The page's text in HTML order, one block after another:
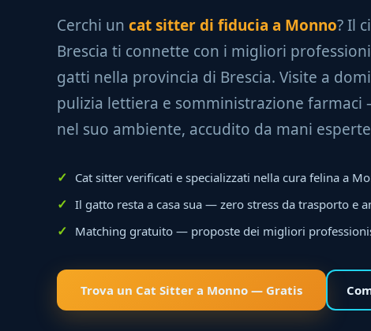
Cerchi un cat sitter di fiducia a Monno? Il
Brescia ti connette con i migliori
gatti nella provincia di Brescia. Visite a
pulizia lettiera e somministrazione
nel suo ambiente, accudito da mani
Cat sitter verificati e specializzati nella cura felina a
Il gatto resta a casa sua — zero stress da trasporto e
Matching gratuito — proposte dei migliori
Trova un Cat Sitter a Monno — Gratis